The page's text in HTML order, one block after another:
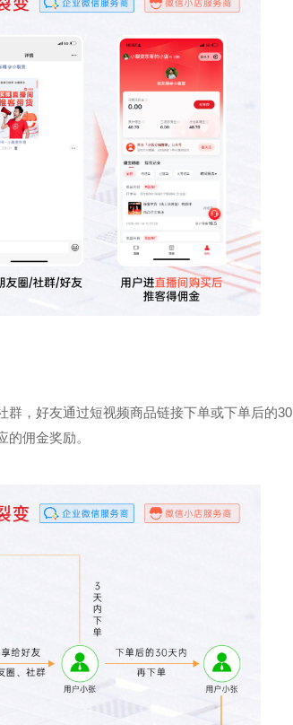
群，好友通过短视频商品链接下单或下单后的30
佣金奖励。